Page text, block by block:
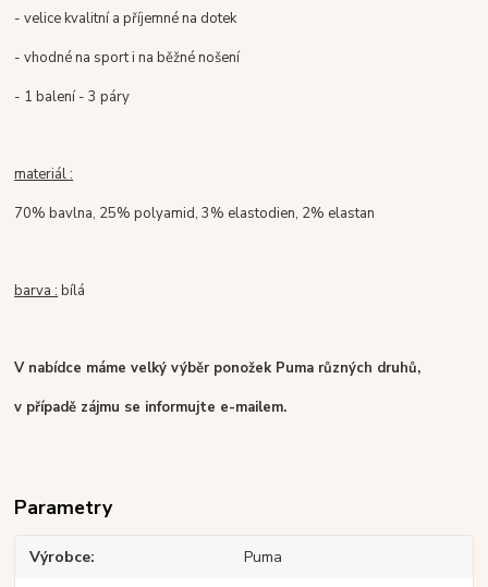
- velice kvalitní a příjemné na dotek
- vhodné na sport i na běžné nošení
- 1 balení - 3 páry
materiál :
70% bavlna, 25% polyamid, 3% elastodien, 2% elastan
barva : bílá
V nabídce máme velký výběr ponožek Puma různých druhů,
v případě zájmu se informujte e-mailem.
Parametry
Výrobce Puma